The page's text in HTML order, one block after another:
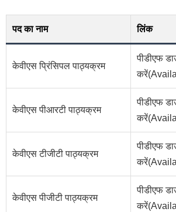
पद का नाम लिंक
केवीएस प्रिंसिपल पाठ्यक्रम
पीडीएफ
केवीएस पीआरटी पाठ्यक्रम
पीडीएफ
केवीएस टीजीटी पाठ्यक्रम
पीडीएफ
केवीएस पीजीटी पाठ्यक्रम
पीडीएफ